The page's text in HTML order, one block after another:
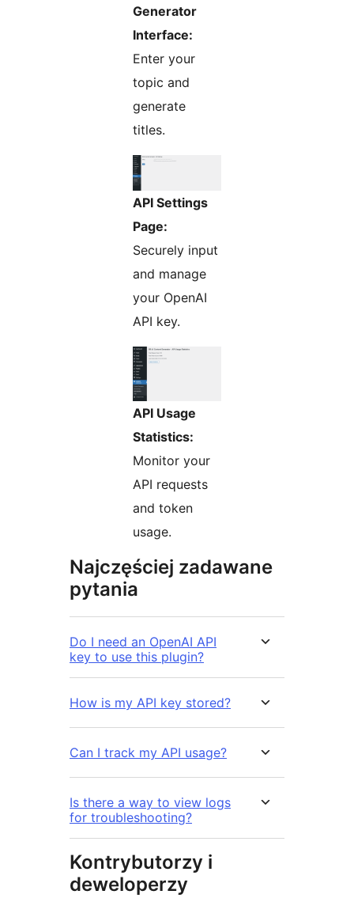
Generator
Interface:
Enter your
topic and
generate
titles.
API Settings
Page:
Securely input
and manage
your OpenAI
API key.
API Usage
Statistics:
Monitor your
API requests
and token
usage.
Najczęściej zadawane
pytania
Do I need an OpenAI API
key to use this plugin?
How is my API key stored?
Can I track my API usage?
Is there a way to view logs
for troubleshooting?
Kontrybutorzy i
deweloperzy